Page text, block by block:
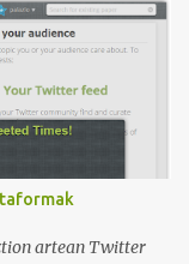
artean Twitter